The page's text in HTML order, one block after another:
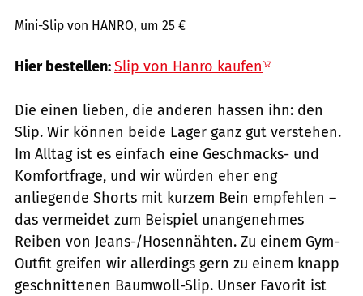
Mini-Slip von HANRO, um 25 €
Hier bestellen:Slip von Hanro kaufen
Die einen lieben, die anderen hassen ihn: den
Slip. Wir können beide Lager ganz gut verstehen.
Im Alltag ist es einfach eine Geschmacks- und
Komfortfrage, und wir würden eher eng
anliegende Shorts mit kurzem Bein empfehlen –
das vermeidet zum Beispiel unangenehmes
Reiben von Jeans-/Hosennähten. Zu einem Gym-
Outfit greifen wir allerdings gern zu einem knapp
geschnittenen Baumwoll-Slip. Unser Favorit ist